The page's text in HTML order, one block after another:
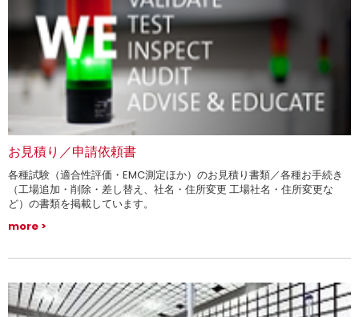
お見積り／申請依頼書
各種試験（適合性評価・EMC測定ほか）のお見積り書類／各種お手続き
（工場追加・削除・差し替え、社名・住所変更 工場社名・住所変更な
ど）の書類を掲載しています。
more